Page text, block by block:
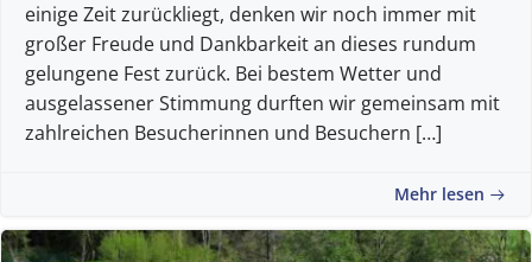
einige Zeit zurückliegt, denken wir noch immer mit
großer Freude und Dankbarkeit an dieses rundum
gelungene Fest zurück. Bei bestem Wetter und
ausgelassener Stimmung durften wir gemeinsam mit
zahlreichen Besucherinnen und Besuchern […]
Mehr lesen